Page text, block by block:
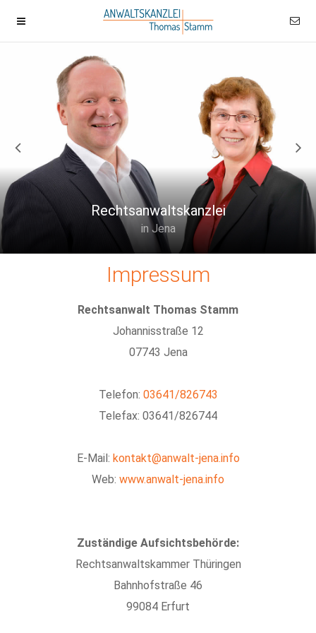
Rechtsanwaltskanzlei
in Jena
Impressum
Rechtsanwalt Thomas Stamm
Johannisstraße 12
07743 Jena
Telefon: 03641/826743
Telefax: 03641/826744
E-Mail: kontakt@anwalt-jena.info
Web: www.anwalt-jena.info
Zuständige Aufsichtsbehörde:
Rechtsanwaltskammer Thüringen
Bahnhofstraße 46
99084 Erfurt